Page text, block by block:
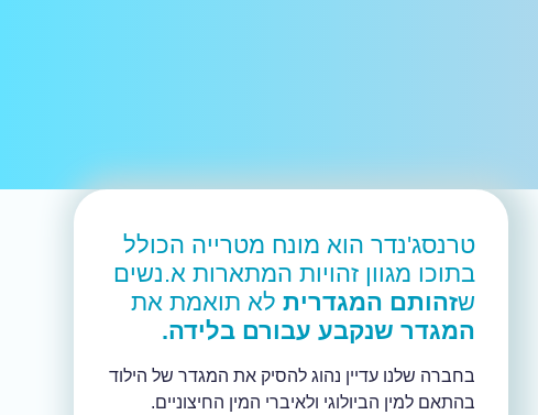
טרנסג'נדר הוא מונח מטרייה הכולל
בתוכו מגוון זהויות המתארות א.נשים
שזהותם המגדרית לא תואמת את
המגדר שנקבע עבורם בלידה.
בחברה שלנו עדיין נהוג להסיק את המגדר של הילוד
בהתאם למין הביולוגי ולאיברי המין החיצוניים.